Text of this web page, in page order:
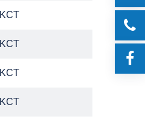
KCT
KCT
KCT
KCT